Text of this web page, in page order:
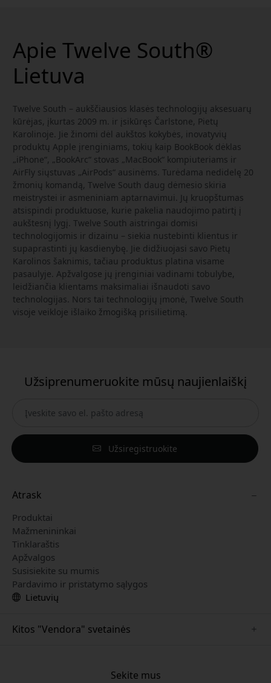
Apie Twelve South®
Lietuva
Twelve South – aukščiausios klasės technologijų aksesuarų
kūrėjas, įkurtas 2009 m. ir įsikūręs Čarlstone, Pietų
Karolinoje. Jie žinomi dėl aukštos kokybės, inovatyvių
produktų Apple įrenginiams, tokių kaip BookBook dėklas
„iPhone“, „BookArc“ stovas „MacBook“ kompiuteriams ir
AirFly siųstuvas „AirPods“ ausinėms. Turėdama nedidelę 20
žmonių komandą, Twelve South daug dėmesio skiria
meistrystei ir asmeniniam aptarnavimui. Jų kruopštumas
atsispindi produktuose, kurie pakelia naudojimo patirtį į
aukštesnį lygį. Twelve South aistringai domisi
technologijomis ir dizainu – siekia nustebinti klientus ir
supaprastinti jų kasdienybę. Jie didžiuojasi savo Pietų
Karolinos šaknimis, tačiau produktus platina visame
pasaulyje. Apžvalgose jų įrenginiai vadinami tobulybe,
leidžiančia klientams maksimaliai išnaudoti savo
technologijas. Nors tai technologijų įmonė, Twelve South
visoje veikloje išlaiko žmogišką prisilietimą.
Užsiprenumeruokite mūsų naujienlaiškį
Užsiregistruokite
Atrask
Produktai
Mažmenininkai
Tinklaraštis
Apžvalgos
Susisiekite su mumis
Pardavimo ir pristatymo sąlygos
Lietuvių
Kitos "Vendora" svetainės
Sekite mus